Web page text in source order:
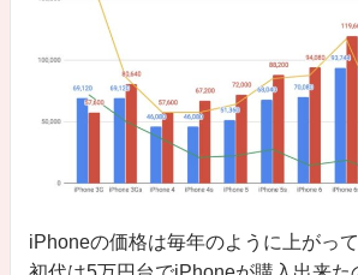
iPhoneの価格は毎年のように上がって